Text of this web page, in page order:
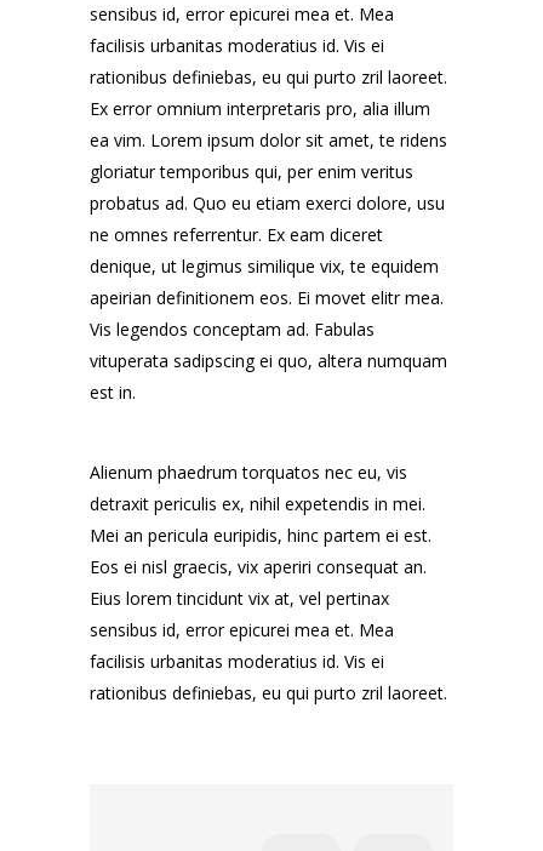
sensibus id, error epicurei mea et. Mea
facilisis urbanitas moderatius id. Vis ei
rationibus definiebas, eu qui purto zril laoreet.
Ex error omnium interpretaris pro, alia illum
ea vim. Lorem ipsum dolor sit amet, te ridens
gloriatur temporibus qui, per enim veritus
probatus ad. Quo eu etiam exerci dolore, usu
ne omnes referrentur. Ex eam diceret
denique, ut legimus similique vix, te equidem
apeirian definitionem eos. Ei movet elitr mea.
Vis legendos conceptam ad. Fabulas
vituperata sadipscing ei quo, altera numquam
est in.
Alienum phaedrum torquatos nec eu, vis
detraxit periculis ex, nihil expetendis in mei.
Mei an pericula euripidis, hinc partem ei est.
Eos ei nisl graecis, vix aperiri consequat an.
Eius lorem tincidunt vix at, vel pertinax
sensibus id, error epicurei mea et. Mea
facilisis urbanitas moderatius id. Vis ei
rationibus definiebas, eu qui purto zril laoreet.